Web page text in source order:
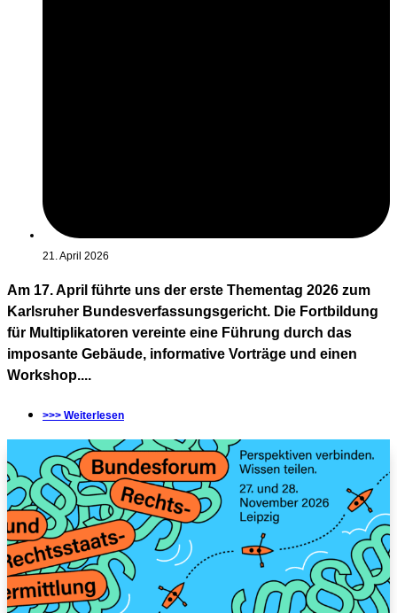
21. April 2026
Am 17. April führte uns der erste Thementag 2026 zum
Karlsruher Bundesverfassungsgericht. Die Fortbildung
für Multiplikatoren vereinte eine Führung durch das
imposante Gebäude, informative Vorträge und einen
Workshop....
>>> Weiterlesen